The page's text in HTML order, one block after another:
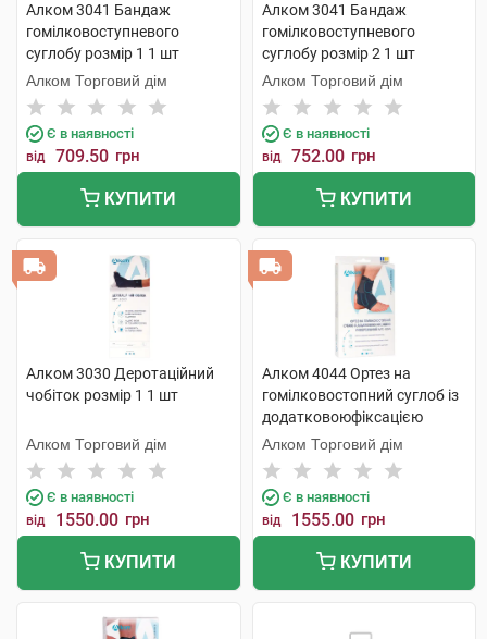
Алком 3041 Бандаж
гомілковоступневого
суглобу розмір 1 1 шт
Алком Торговий дім
Є в наявності
від 709.50 грн
КУПИТИ
Алком 3041 Бандаж
гомілковоступневого
суглобу розмір 2 1 шт
Алком Торговий дім
Є в наявності
від 752.00 грн
КУПИТИ
Алком 3030 Деротаційний
чобіток розмір 1 1 шт
Алком Торговий дім
Є в наявності
від 1550.00 грн
КУПИТИ
Алком 4044 Ортез на
гомілковостопний суглоб із
додатковоюфіксацією
розмір 1 1 шт
Алком Торговий дім
Є в наявності
від 1555.00 грн
КУПИТИ